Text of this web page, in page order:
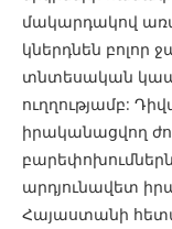
մակարդակով
կներդնեն բոլոր
տնտեսական
ուղղությամբ:
իրականացվող
արդյունավետ
Հայաստանի